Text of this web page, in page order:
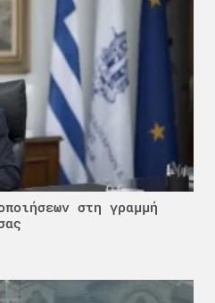
στη γραμμή